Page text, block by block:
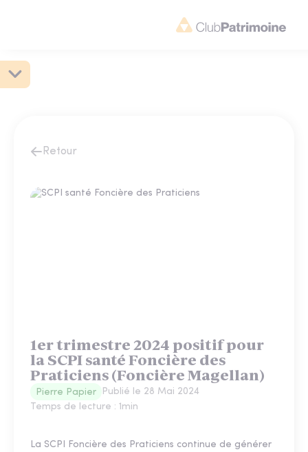
Retour
1er trimestre 2024 positif pour
la SCPI santé Foncière des
Praticiens (Foncière Magellan)
Pierre Papier Publié le 28 Mai 2024
Temps de lecture : 1min
La SCPI Foncière des Praticiens continue de générer